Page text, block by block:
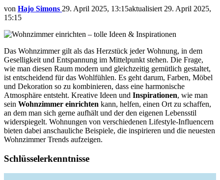
von Hajo Simons 29. April 2025, 13:15aktualisiert 29. April 2025,
15:15
Das Wohnzimmer gilt als das Herzstück jeder Wohnung, in dem
Geselligkeit und Entspannung im Mittelpunkt stehen. Die Frage,
wie man diesen Raum modern und gleichzeitig gemütlich gestaltet,
ist entscheidend für das Wohlfühlen. Es geht darum, Farben, Möbel
und Dekoration so zu kombinieren, dass eine harmonische
Atmosphäre entsteht. Kreative Ideen und Inspirationen, wie man
sein Wohnzimmer einrichten kann, helfen, einen Ort zu schaffen,
an dem man sich gerne aufhält und der den eigenen Lebensstil
widerspiegelt. Wohnungen von verschiedenen Lifestyle-Influencern
bieten dabei anschauliche Beispiele, die inspirieren und die neuesten
Wohnzimmer Trends aufzeigen.
Schlüsselerkenntnisse